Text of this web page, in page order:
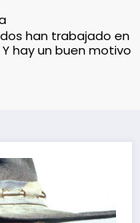
han trabajado en
hay un buen motivo